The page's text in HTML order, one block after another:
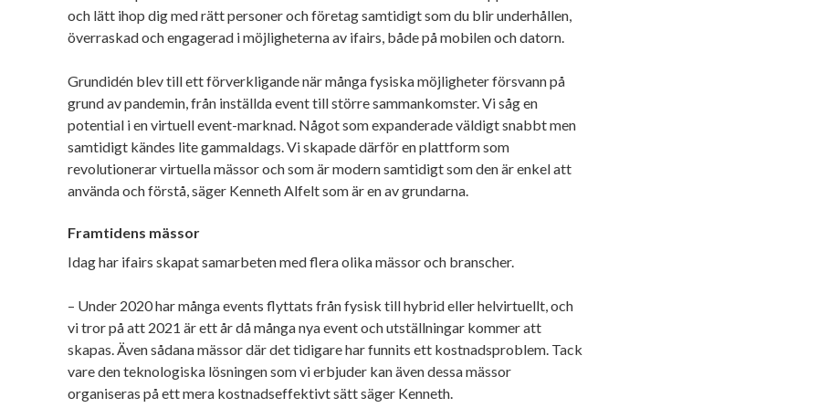
och lätt ihop dig med rätt personer och företag samtidigt som du blir underhållen,
överraskad och engagerad i möjligheterna av ifairs, både på mobilen och datorn.
Grundidén blev till ett förverkligande när många fysiska möjligheter försvann på
grund av pandemin, från inställda event till större sammankomster. Vi såg en
potential i en virtuell event-marknad. Något som expanderade väldigt snabbt men
samtidigt kändes lite gammaldags. Vi skapade därför en plattform som
revolutionerar virtuella mässor och som är modern samtidigt som den är enkel att
använda och förstå, säger Kenneth Alfelt som är en av grundarna.
Framtidens mässor
Idag har ifairs skapat samarbeten med flera olika mässor och branscher.
– Under 2020 har många events flyttats från fysisk till hybrid eller helvirtuellt, och
vi tror på att 2021 är ett år då många nya event och utställningar kommer att
skapas. Även sådana mässor där det tidigare har funnits ett kostnadsproblem. Tack
vare den teknologiska lösningen som vi erbjuder kan även dessa mässor
organiseras på ett mera kostnadseffektivt sätt säger Kenneth.